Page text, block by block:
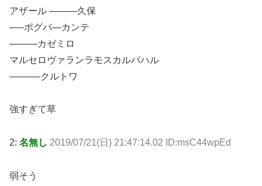
アザール ———久保
—–ポグバ—カンテ
———カゼミロ
マルセロヴァランラモスカルバハル
———-クルトワ
強すぎて草
2: 名無し 2019/07/21(日) 21:47:14.02 ID:msC44wpEd
弱そう